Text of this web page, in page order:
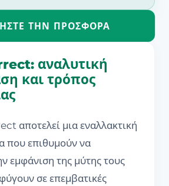
ΤΗΝ ΠΡΟΣΦΟΡΆ
αναλυτική
και τρόπος
αποτελεί μια εναλλακτική
που επιθυμούν να
εμφάνιση της μύτης τους
σε επεμβατικές